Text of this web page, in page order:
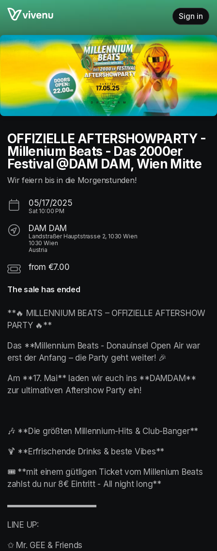
Skip header
Sign in
OFFIZIELLE AFTERSHOWPARTY -
Millenium Beats - Das 2000er
Festival @DAM DAM, Wien Mitte
Wir feiern bis in die Morgenstunden!
05/17/2025
Sat 10:00 PM
DAM DAM
Landstraßer Hauptstrasse 2, 1030 Wien
1030 Wien
Austria
from €7.00
The sale has ended
**🔥 MILLENNIUM BEATS – OFFIZIELLE AFTERSHOW
PARTY 🔥**
Das **Millennium Beats - Donauinsel Open Air war
erst der Anfang – die Party geht weiter! 🎉
Am **17. Mai** laden wir euch ins **DAMDAM**
zur ultimativen Aftershow Party ein!
🎶 **Die größten Millennium-Hits & Club-Banger**
🍹 **Erfrischende Drinks & beste Vibes**
🎟️ **mit einem gütligen Ticket vom Millenium Beats
zahlst du nur 8€ Eintritt - All night long**
▬▬▬▬▬▬▬▬▬▬▬
LINE UP:
✩ Mr. GEE & Friends